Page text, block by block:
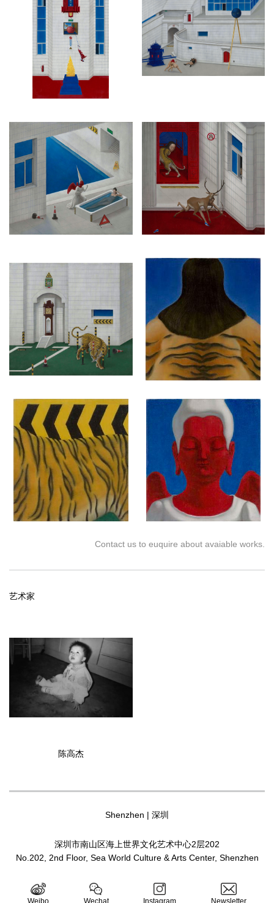
此次项目将展出陈高杰今年全新创作的作品，延续了近年持续探索
的多种系列，从微型绘画作品中对肖像的细致刻画，到中尺幅作品
中以朱红、霁蓝为主色调构建的“异托邦”局部，再到内外空间反转并
置的场景。
艺术家在画面中塑造了一个既源于日常又违背常理的“怪怖”世界，将
生活中常见的物挪移到错位的场景中，并在“坚白”中进一步展现。此
次个人项目延续了他对“生活化”，对瓷砖所粉饰的洁净场域的质疑与
看到的空间充满异化与荒诞，兼具神话与现实的双重思辨。
Contact us to euquire about avaiable works.
艺术家
陈高杰
Shenzhen | 深圳
深圳市南山区海上世界文化艺术中心2层202
No.202, 2nd Floor, Sea World Culture & Arts Center, Shenzhen
Weibo Wechat Instagram Newsletter